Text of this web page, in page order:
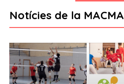
Notícies de la MACMA